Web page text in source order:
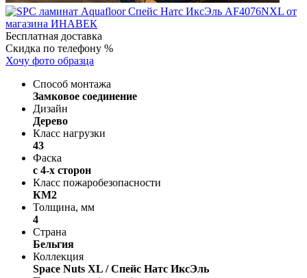
Бесплатная доставка
Скидка по телефону %
Хочу фото образца
Способ монтажа
Замковое соединение
Дизайн
Дерево
Класс нагрузки
43
Фаска
с 4-х сторон
Класс пожаробезопасности
КМ2
Толщина, мм
4
Страна
Бельгия
Коллекция
Space Nuts XL / Спейс Натс ИксЭль